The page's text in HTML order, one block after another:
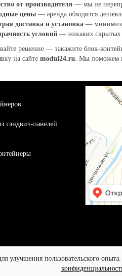
от производителя — мы не
цены — аренда обходится
доставка и установка —
условий — никаких скрытых
решение — закажите блок-
на сайте modul24.ru. Мы поможем
сэндвич-панелей
пользовательского